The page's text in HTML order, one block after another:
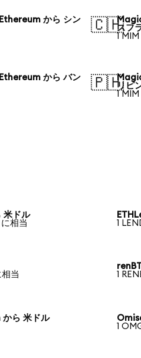
から シン
🇨🇭スフ
1
から バン
🇵🇭リピ
1
米ドル
相当
1
当
1
ら 米ドル
1